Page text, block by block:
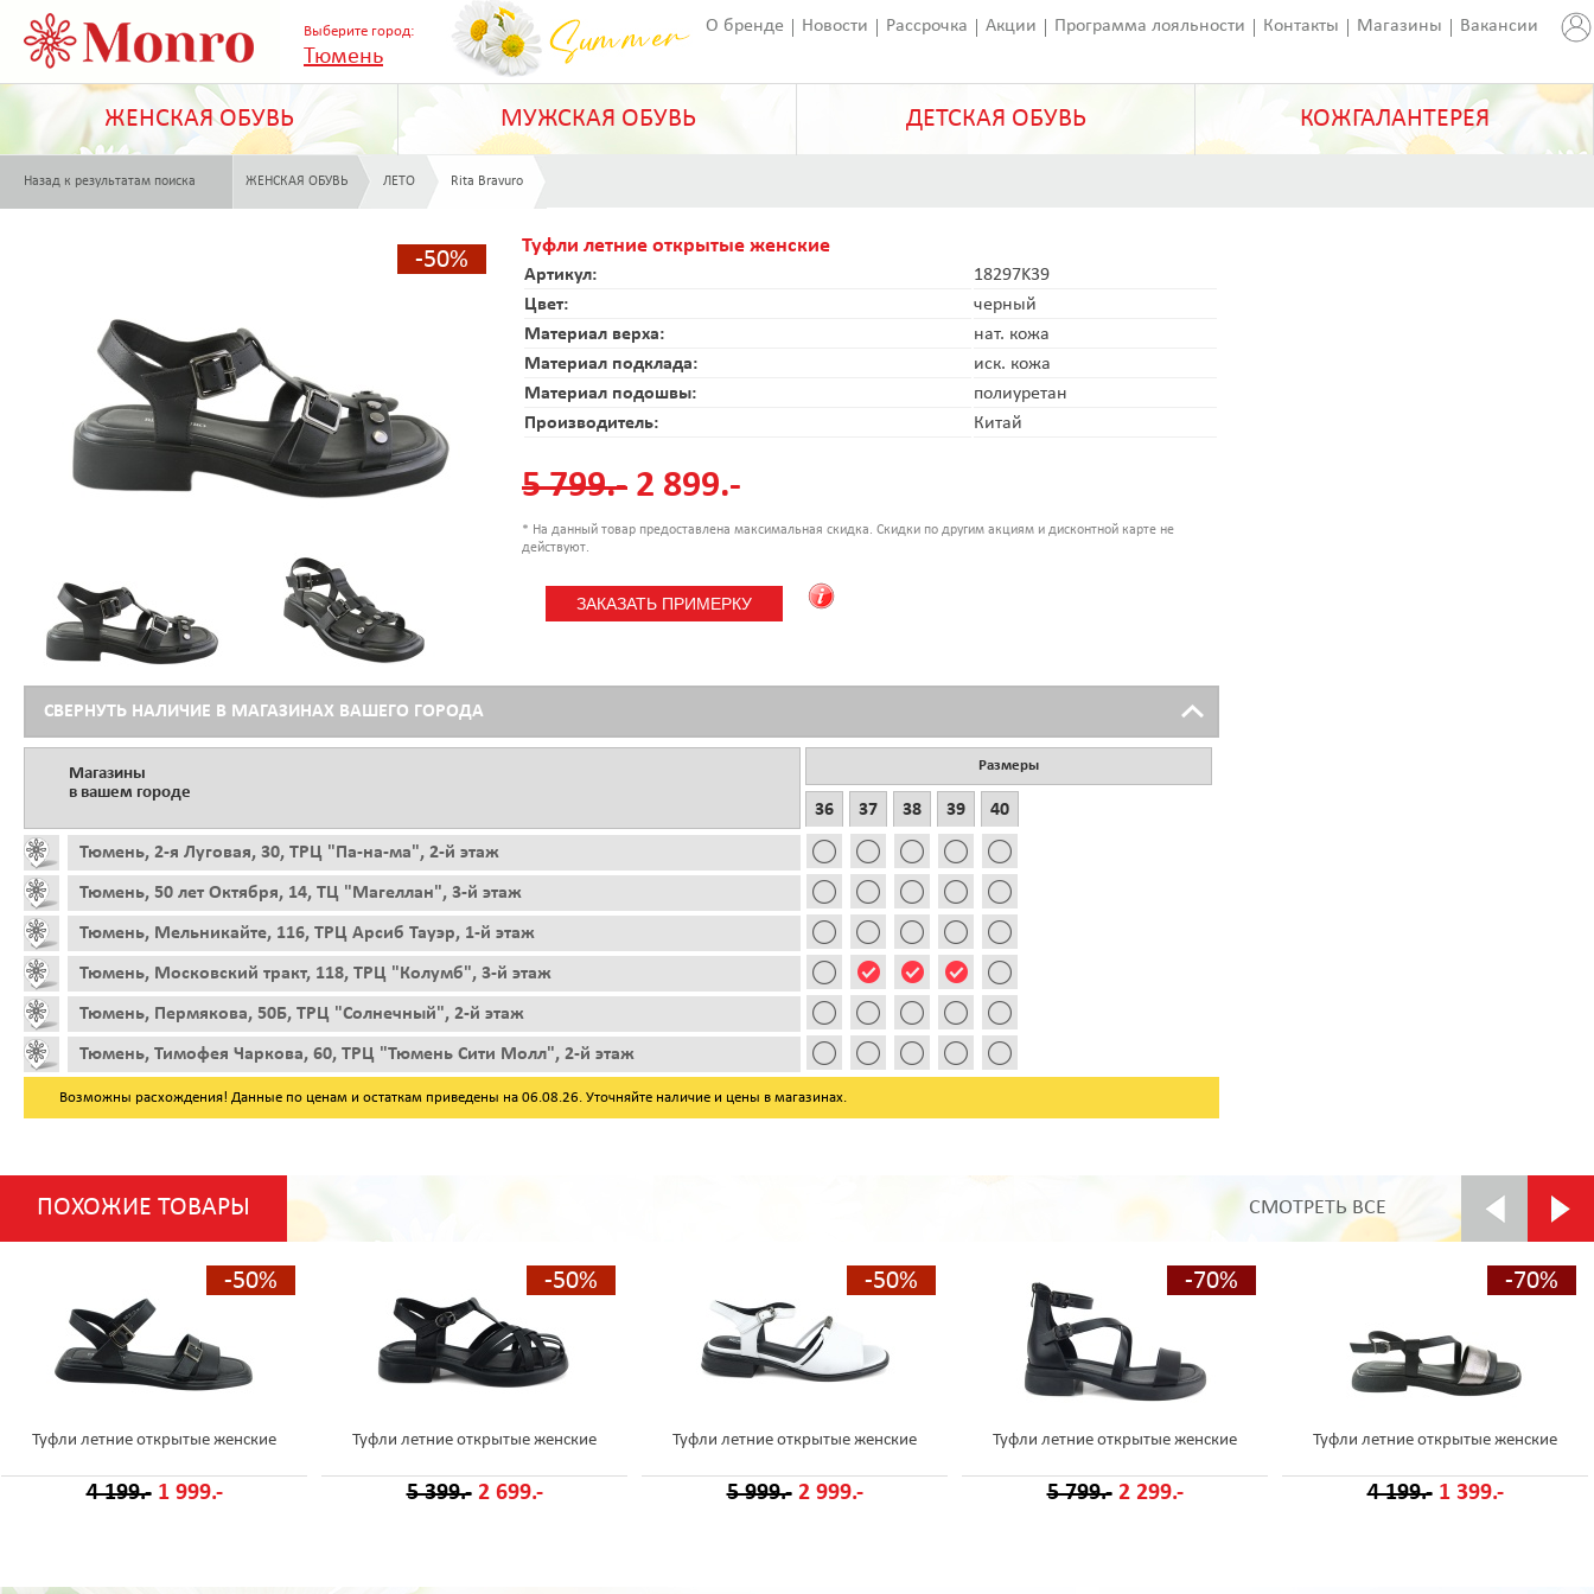
Выберите город:
Тюмень
О бренде Новости Рассрочка Акции Программа лояльности Контакты Магазины Вакансии
ЖЕНСКАЯ ОБУВЬ МУЖСКАЯ ОБУВЬ ДЕТСКАЯ ОБУВЬ КОЖГАЛАНТЕРЕЯ
Назад к результатам поиска ЖЕНСКАЯ ОБУВЬ ЛЕТО Rita Bravuro
-50%
Туфли летние открытые женские
Артикул:
18297K39
Цвет:
черный
Материал верха:
нат. кожа
Материал подклада:
иск. кожа
Материал подошвы:
полиуретан
Производитель:
Китай
5 799.- 2 899.-
* На данный товар предоставлена максимальная скидка. Скидки по другим акциям и дисконтной карте не
действуют.
СВЕРНУТЬ НАЛИЧИЕ В МАГАЗИНАХ ВАШЕГО ГОРОДА
Магазины
в вашем городе
Тюмень, 2-я Луговая, 30, ТРЦ "Па-на-ма", 2-й этаж
Тюмень, 50 лет Октября, 14, ТЦ "Магеллан", 3-й этаж
Тюмень, Мельникайте, 116, ТРЦ Арсиб Тауэр, 1-й этаж
Тюмень, Московский тракт, 118, ТРЦ "Колумб", 3-й этаж
Тюмень, Пермякова, 50Б, ТРЦ "Солнечный", 2-й этаж
Тюмень, Тимофея Чаркова, 60, ТРЦ "Тюмень Сити Молл", 2-й этаж
Размеры
36 37 38 39 40
Возможны расхождения! Данные по ценам и остаткам приведены на 06.08.26. Уточняйте наличие и цены в магазинах.
ПОХОЖИЕ ТОВАРЫ СМОТРЕТЬ ВСЕ
-50%
Туфли летние открытые женские
4 199.- 1 999.-
-50%
Туфли летние открытые женские
5 399.- 2 699.-
-50%
Туфли летние открытые женские
5 999.- 2 999.-
-70%
Туфли летние открытые женские
5 799.- 2 299.-
-70%
Туфли летние открытые женские
4 199.- 1 399.-